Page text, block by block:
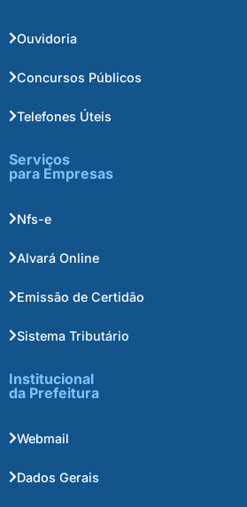
Ouvidoria
Concursos Públicos
Telefones Úteis
Serviços
para Empresas
Nfs-e
Alvará Online
Emissão de Certidão
Sistema Tributário
Institucional
da Prefeitura
Webmail
Dados Gerais